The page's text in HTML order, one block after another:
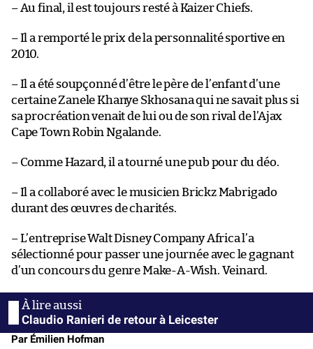
– Au final, il est toujours resté à Kaizer Chiefs.
– Il a remporté le prix de la personnalité sportive en
2010.
– Il a été soupçonné d’être le père de l’enfant d’une
certaine Zanele Khanye Skhosana qui ne savait plus si
sa procréation venait de lui ou de son rival de l’Ajax
Cape Town Robin Ngalande.
– Comme Hazard, il a tourné une pub pour du déo.
– Il a collaboré avec le musicien Brickz Mabrigado
durant des œuvres de charités.
– L’entreprise Walt Disney Company Africa l’a
sélectionné pour passer une journée avec le gagnant
d’un concours du genre Make-A-Wish. Veinard.
Claudio Ranieri de retour à Leicester
Par Émilien Hofman